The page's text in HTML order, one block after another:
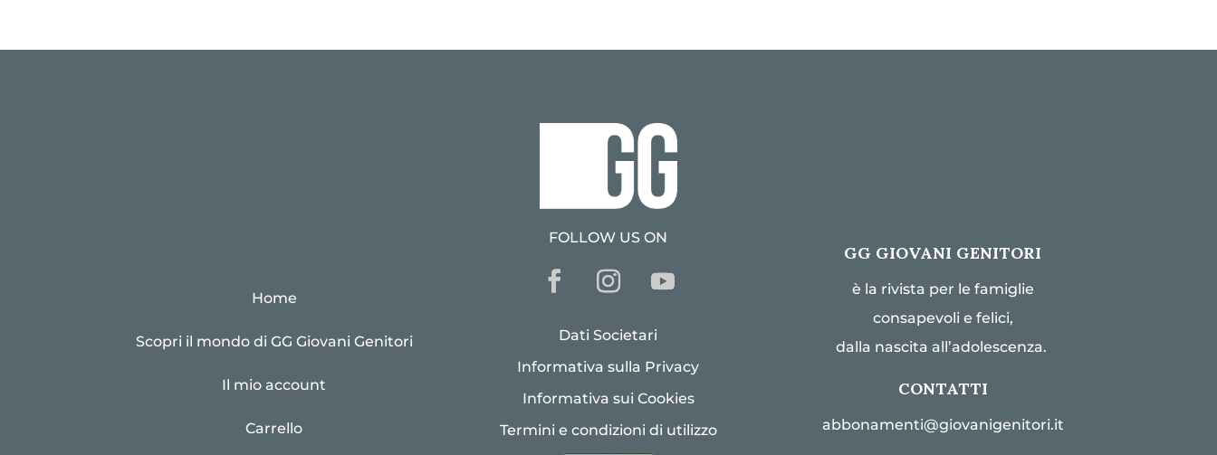
Home
Scopri il mondo di GG Giovani Genitori
Il mio account
Carrello
FOLLOW US ON
Dati Societari
Informativa sulla Privacy
Informativa sui Cookies
Termini e condizioni di utilizzo
GG GIOVANI GENITORI
è la rivista per le famiglie
consapevoli e felici,
dalla nascita all’adolescenza.
CONTATTI
abbonamenti@giovanigenitori.it